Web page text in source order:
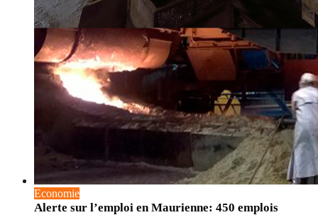
Economie
Alerte sur l’emploi en Maurienne: 450 emplois